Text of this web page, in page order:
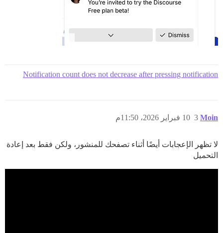
Notification count does not decrease after pressing notification
Moin 10 فبراير 2026، 11:50م 3
لا تظهر الإعجابات أيضًا أثناء تصفحك للمنشور، ولكن فقط بعد إعادة
التحميل